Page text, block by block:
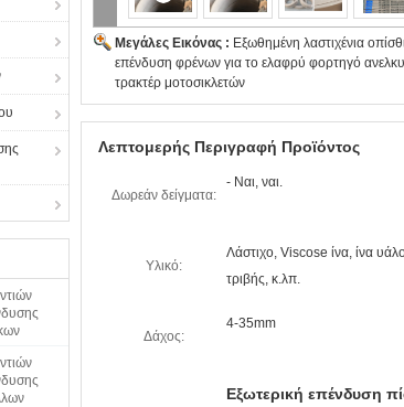
Μεγάλες Εικόνας : Εξωθημένη λαστιχένια
επένδυση φρένων για το ελαφρύ φορτηγό
τρακτέρ μοτοσικλετών
Λεπτομερής Περιγραφή Προϊόντος
Δωρεάν δείγματα:
- Ναι, ναι.
Υλικό:
Λάστιχο, Viscose ίνα, ίνα
τριβής, κ.λπ.
Δάχος:
4-35mm
Εξωτερική επένδυση